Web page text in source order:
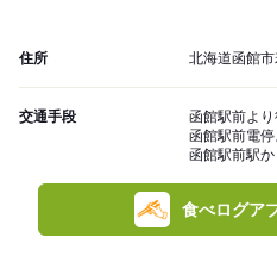
住所 北海道函館
交通手段
函館駅前よ
函館駅前電
函館駅前駅
食べログア